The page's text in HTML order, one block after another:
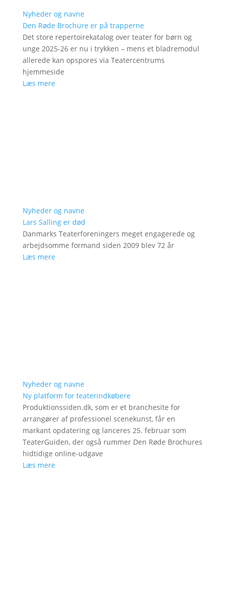
Nyheder og navne
Den Røde Brochure er på trapperne
Det store repertoirekatalog over teater for børn og
unge 2025-26 er nu i trykken – mens et bladremodul
allerede kan opspores via Teatercentrums
hjemmeside
Læs mere
Nyheder og navne
Lars Salling er død
Danmarks Teaterforeningers meget engagerede og
arbejdsomme formand siden 2009 blev 72 år
Læs mere
Nyheder og navne
Ny platform for teaterindkøbere
Produktionssiden.dk, som er et branchesite for
arrangører af professionel scenekunst, får en
markant opdatering og lanceres 25. februar som
TeaterGuiden, der også rummer Den Røde Brochures
hidtidige online-udgave
Læs mere